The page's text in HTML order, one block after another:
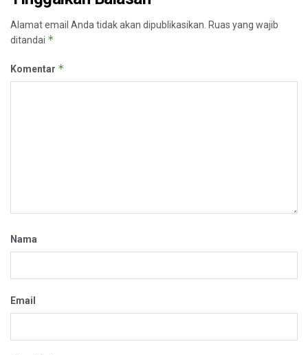
Alamat email Anda tidak akan dipublikasikan. Ruas yang wajib
ditandai *
Komentar *
Nama
Email